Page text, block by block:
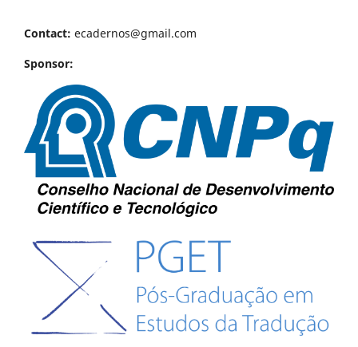
Contact: ecadernos@gmail.com
Sponsor: